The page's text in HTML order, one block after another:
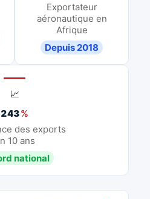
Exportateur
aéronautique en
Afrique
Depuis 2018
📈
243%
des exports
10 ans
national